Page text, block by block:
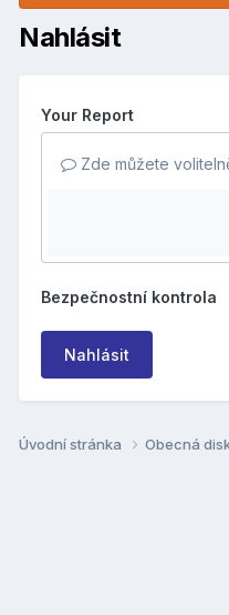
Nahlásit
Your Report
Zde můžete
Bezpečnostní kontrola
Nahlásit
Úvodní stránka Obecná